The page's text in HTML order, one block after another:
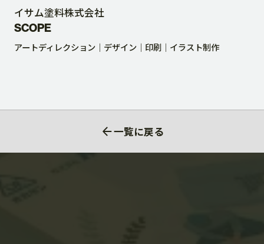
イサム塗料株式会社
SCOPE
アートディレクション デザイン 印刷 イラスト制作
一覧に戻る